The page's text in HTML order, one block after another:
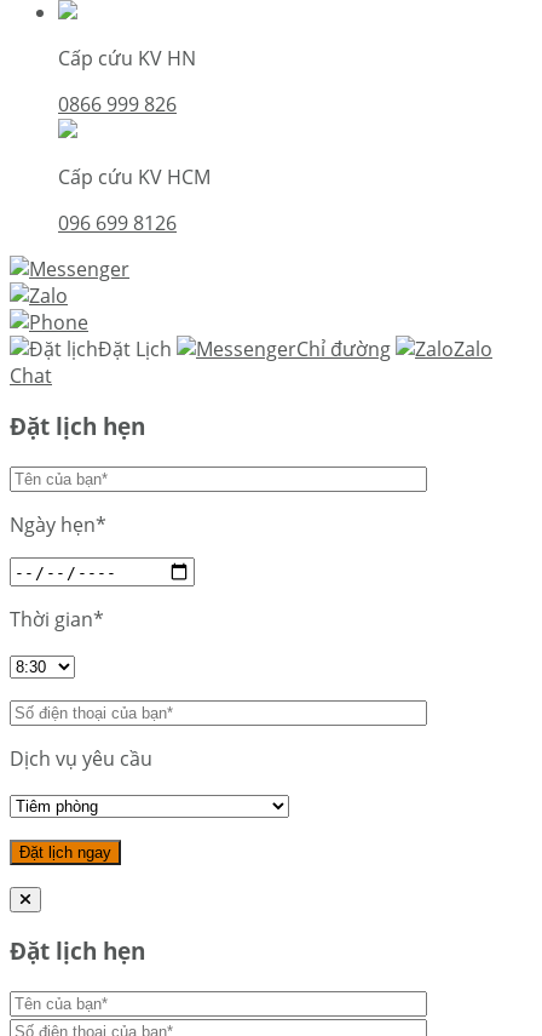
Cấp cứu KV HN
0866 999 826
Cấp cứu KV HCM
096 699 8126
Đặt Lịch Chỉ đường
Zalo
Chat
Đặt lịch hẹn
Ngày hẹn*
Thời gian*
Dịch vụ yêu cầu
Đặt lịch hẹn